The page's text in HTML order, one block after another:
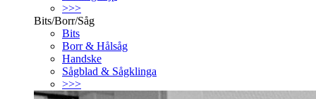
>>>
Bits/Borr/Såg
Bits
Borr & Hålsåg
Handske
Sågblad & Sågklinga
>>>